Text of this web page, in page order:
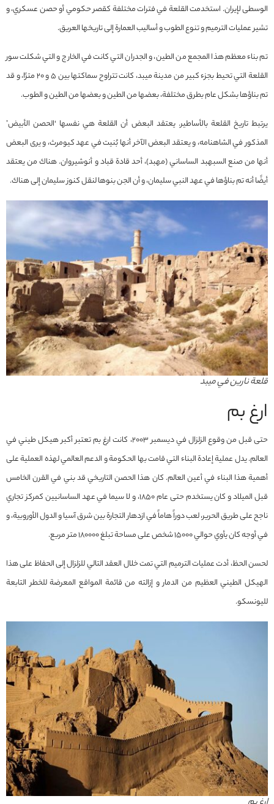
الوسطى لإيران. استخدمت القلعة في فترات مختلفة كقصر حكومي أو حصن عسكري، و
تشير عمليات الترميم و تنوع الطوب و أساليب العمارة إلى تاريخها العريق.
تم بناء معظم هذا المجمع من الطين، و الجدران التي كانت في الخارج و التي شكلت سور
القلعة التي تحيط بجزء كبير من مدينة ميبد، كانت تتراوح سماكتها بين 5 و 20 مترًا، و قد
تم بناؤها بشكل عام بطرق مختلفة، بعضها من الطين و بعضها من الطين و الطوب.
يرتبط تاريخ القلعة بالأساطير. يعتقد البعض أن القلعة هي نفسها ‘الحصن الأبيض’
المذكور في الشاهنامه، و يعتقد البعض الآخر أنها بُنيت في عهد كيومرث، و يرى البعض
أنها من صنع السبهبد الساساني (مهبد)، أحد قادة قباد و أنوشيروان. هناك من يعتقد
أيضًا أنه تم بناؤها في عهد النبي سليمان، و أن الجن بنوها لنقل كنوز سليمان إلى هناك.
قلعة نارين في ميبد
ارغ بم
حتى قبل من وقوع الزلزال في ديسمبر 2003، كانت ارغ بم تعتبر أكبر هيكل طيني في
العالم. يدل عملية إعادة البناء التي قامت بها الحكومة و الدعم العالمي لهذه العملية على
أهمية هذا البناء في أعين العالم. كان هذا الحصن التاريخي قد بني في القرن الخامس
قبل الميلاد و كان يستخدم حتى عام 1850، و لا سيما في عهد الساسانيين كمركز تجاري
ناجح على طريق الحرير، لعب دوراً هاماً في ازدهار التجارة بين شرق آسيا و الدول الأوروبية، و
في أوجه كان يأوي حوالي 15000 شخص على مساحة تبلغ 180000 متر مربع.
لحسن الحظ، أدت عمليات الترميم التي تمت خلال العقد التالي للزلزال إلى الحفاظ على هذا
الهيكل الطيني العظيم من الدمار و إزالته من قائمة المواقع المعرضة للخطر التابعة
لليونسكو.